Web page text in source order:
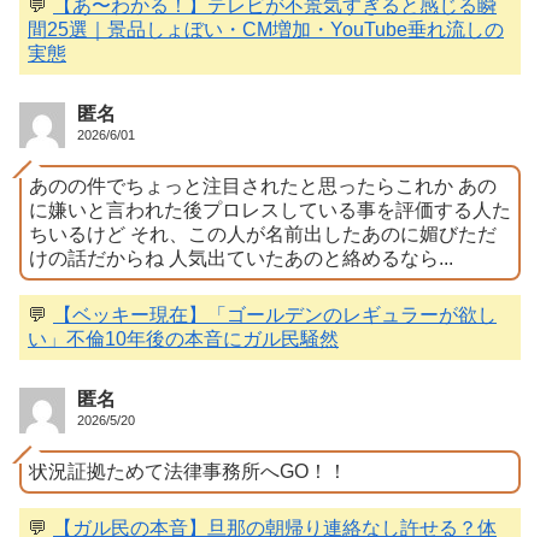
💬
【あ〜わかる！】テレビが不景気すぎると感じる瞬
間25選｜景品しょぼい・CM増加・YouTube垂れ流しの
実態
匿名
2026/6/01
あのの件でちょっと注目されたと思ったらこれか あの
に嫌いと言われた後プロレスしている事を評価する人た
ちいるけど それ、この人が名前出したあのに媚びただ
けの話だからね 人気出ていたあのと絡めるなら...
💬
【ベッキー現在】「ゴールデンのレギュラーが欲し
い」不倫10年後の本音にガル民騒然
匿名
2026/5/20
状況証拠ためて法律事務所へGO！！
💬
【ガル民の本音】旦那の朝帰り連絡なし許せる？体